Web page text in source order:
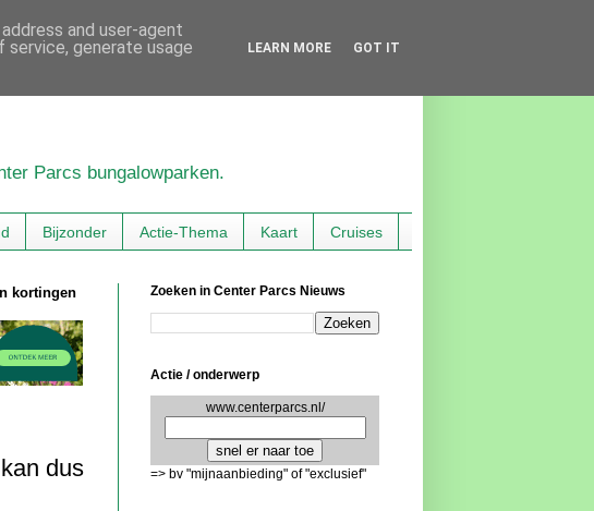
Parcs bungalowparken.
Bijzonder Actie-Thema Kaart Cruises
kortingen
dus
Zoeken in Center Parcs Nieuws
Actie / onderwerp
www.centerparcs.nl/
=> bv "mijnaanbieding" of "exclusief"
and user-agent
generate usage
LEARN MORE GOT IT